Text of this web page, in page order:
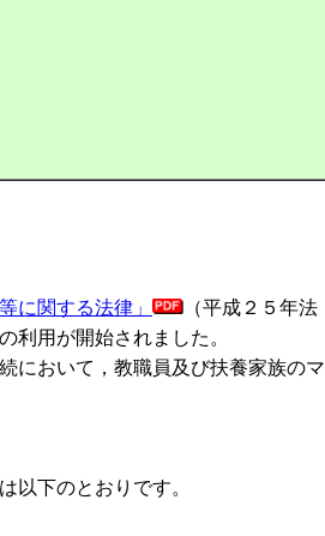
に関する法律」
（平成２５年法
利用が開始されました。
において，教職員及び扶養家族のマ
以下のとおりです。